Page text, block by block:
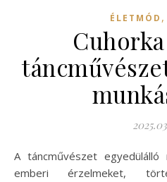
ÉLETMÓD ,
A táncművészet egyedülálló módon képes kifejezni az
emberi érzelmeket,